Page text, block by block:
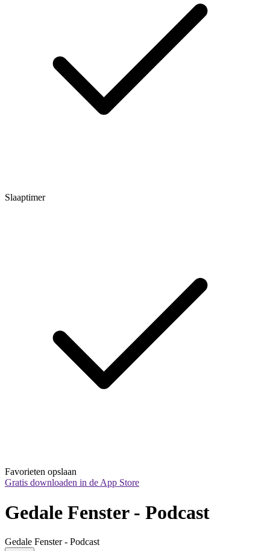
Slaaptimer
Favorieten opslaan
Gratis downloaden in de App Store
Gedale Fenster - Podcast
Gedale Fenster - Podcast